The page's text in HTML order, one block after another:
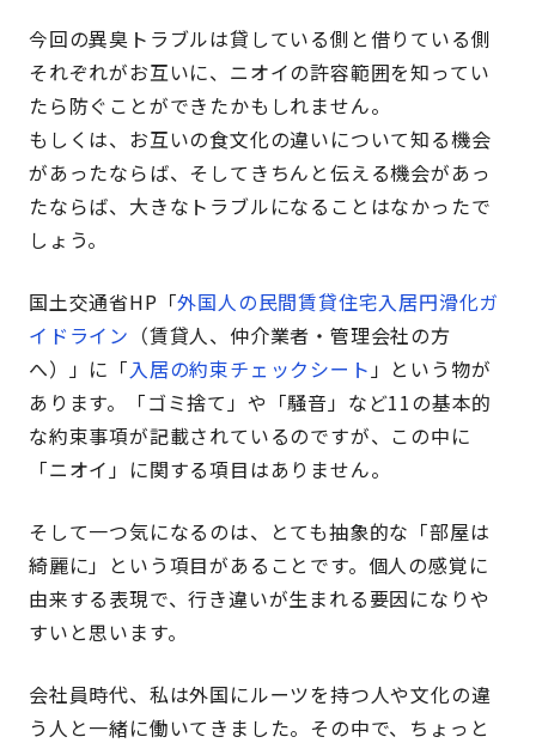
今回の異臭トラブルは貸している側と借りている側
それぞれがお互いに、ニオイの許容範囲を知ってい
たら防ぐことができたかもしれません。
もしくは、お互いの食文化の違いについて知る機会
があったならば、そしてきちんと伝える機会があっ
たならば、大きなトラブルになることはなかったで
しょう。
国土交通省HP「外国人の民間賃貸住宅入居円滑化ガ
イドライン （賃貸人、仲介業者・管理会社の方
へ）」に「 入居の約束チェックシート 」という物が
あります。「ゴミ捨て」や「騒音」など11の基本的
な約束事項が記載されているのですが、この中に
「ニオイ」に関する項目はありません。
そして一つ気になるのは、とても抽象的な「部屋は
綺麗に」という項目があることです。個人の感覚に
由来する表現で、行き違いが生まれる要因になりや
すいと思います。
会社員時代、私は外国にルーツを持つ人や文化の違
う人と一緒に働いてきました。その中で、ちょっと